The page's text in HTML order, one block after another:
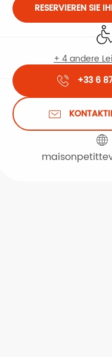
RESERVIEREN SIE
+ 4 andere
+33 6